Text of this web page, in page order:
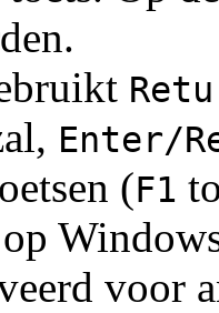
Enter/
(F1
voor